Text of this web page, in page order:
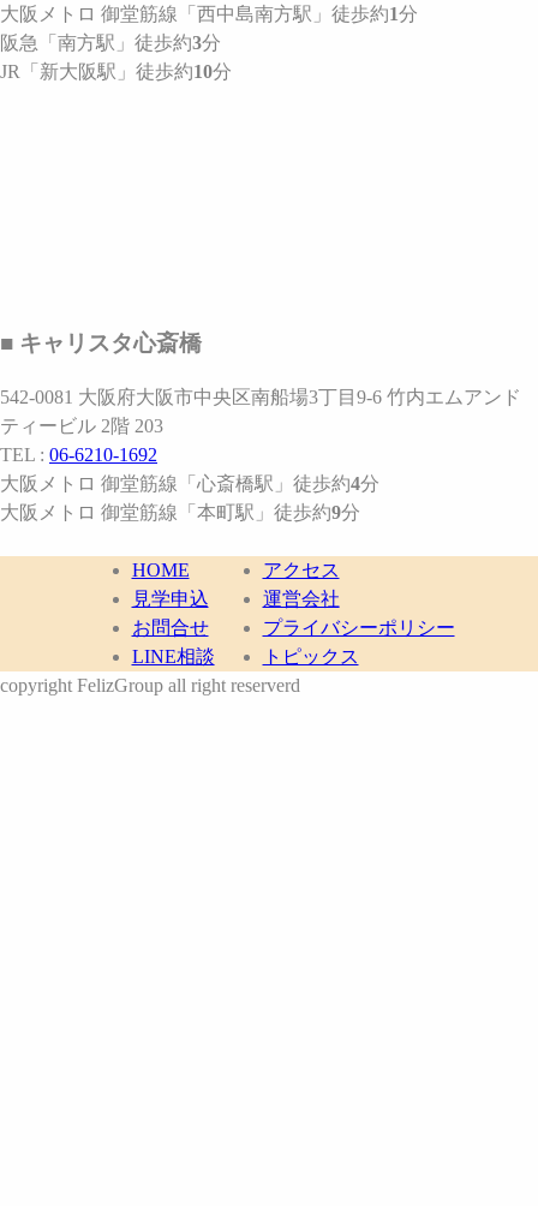
大阪メトロ 御堂筋線 「西中島南方駅」 徒歩約1分
阪急
「南方駅」 徒歩約3分
JR
「新大阪駅」 徒歩約10分
■ キャリスタ心斎橋
542-0081 大阪府大阪市中央区南船場3丁目9-6 竹内エムアンド
ティービル 2階 203
TEL : 06-6210-1692
大阪メトロ 御堂筋線 「心斎橋駅」 徒歩約4分
大阪メトロ 御堂筋線 「本町駅」 徒歩約9分
HOME
見学申込
お問合せ
LINE相談
アクセス
運営会社
プライバシーポリシー
トピックス
copyright FelizGroup all right reserverd